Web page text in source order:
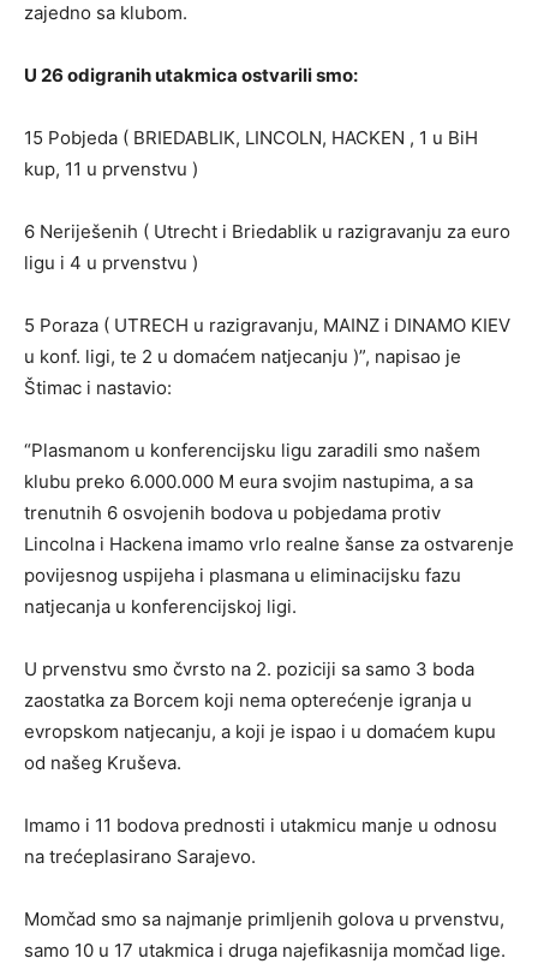
zajedno sa klubom.
U 26 odigranih utakmica ostvarili smo:
15 Pobjeda ( BRIEDABLIK, LINCOLN, HACKEN , 1 u BiH
kup, 11 u prvenstvu )
6 Neriješenih ( Utrecht i Briedablik u razigravanju za euro
ligu i 4 u prvenstvu )
5 Poraza ( UTRECH u razigravanju, MAINZ i DINAMO KIEV
u konf. ligi, te 2 u domaćem natjecanju )”, napisao je
Štimac i nastavio:
“Plasmanom u konferencijsku ligu zaradili smo našem
klubu preko 6.000.000 M eura svojim nastupima, a sa
trenutnih 6 osvojenih bodova u pobjedama protiv
Lincolna i Hackena imamo vrlo realne šanse za ostvarenje
povijesnog uspijeha i plasmana u eliminacijsku fazu
natjecanja u konferencijskoj ligi.
U prvenstvu smo čvrsto na 2. poziciji sa samo 3 boda
zaostatka za Borcem koji nema opterećenje igranja u
evropskom natjecanju, a koji je ispao i u domaćem kupu
od našeg Kruševa.
Imamo i 11 bodova prednosti i utakmicu manje u odnosu
na trećeplasirano Sarajevo.
Momčad smo sa najmanje primljenih golova u prvenstvu,
samo 10 u 17 utakmica i druga najefikasnija momčad lige.